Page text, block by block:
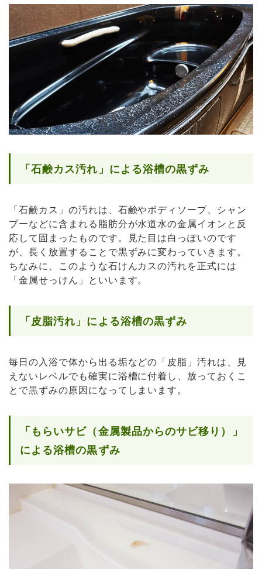
「石鹸カス汚れ」による浴槽の黒ずみ
「石鹸カス」の汚れは、石鹸やボディソープ、シャン
プーなどに含まれる脂肪分が水道水の金属イオンと反
応して固まったものです。見た目は白っぽいのです
が、長く放置することで黒ずみに変わっていきます。
ちなみに、このような石けんカスの汚れを正式には
「金属せっけん」といいます。
「皮脂汚れ」による浴槽の黒ずみ
毎日の入浴で体から出る垢などの「皮脂」汚れは、見
えないレベルでも確実に浴槽に付着し、放っておくこ
とで黒ずみの原因になってしまいます。
「もらいサビ（金属製品からのサビ移り）」
による浴槽の黒ずみ